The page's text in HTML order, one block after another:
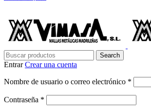
Search
EntrarCrear una cuenta
Nombre de usuario o correo electrónico *
Contraseña *